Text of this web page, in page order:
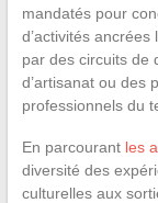
mandatés pour
d’activités
par des circuits de
d’artisanat ou des
professionnels du
En parcourant les
diversité des
culturelles aux